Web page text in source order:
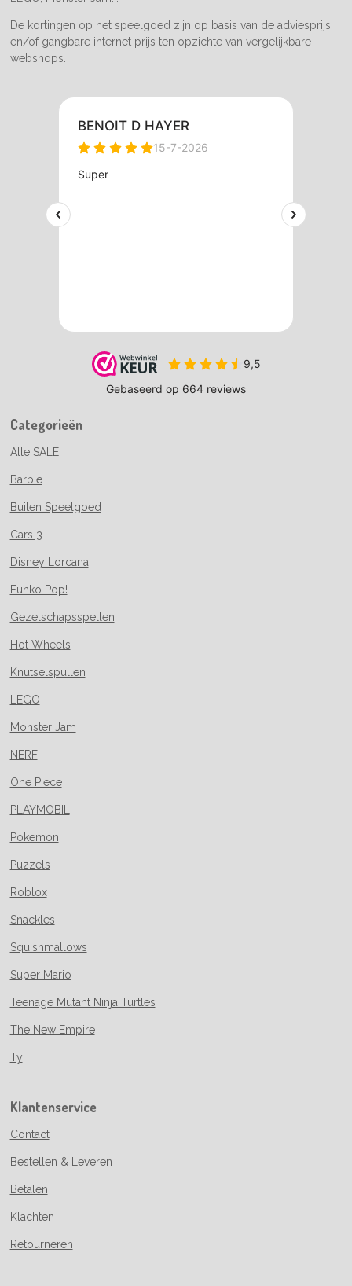
De kortingen op het speelgoed zijn op basis van de adviesprijs
en/of gangbare internet prijs ten opzichte van vergelijkbare
webshops.
Categorieën
Alle SALE
Barbie
Buiten Speelgoed
Cars 3
Disney Lorcana
Funko Pop!
Gezelschapsspellen
Hot Wheels
Knutselspullen
LEGO
Monster Jam
NERF
One Piece
PLAYMOBIL
Pokemon
Puzzels
Roblox
Snackles
Squishmallows
Super Mario
Teenage Mutant Ninja Turtles
The New Empire
Ty
Klantenservice
Contact
Bestellen & Leveren
Betalen
Klachten
Retourneren